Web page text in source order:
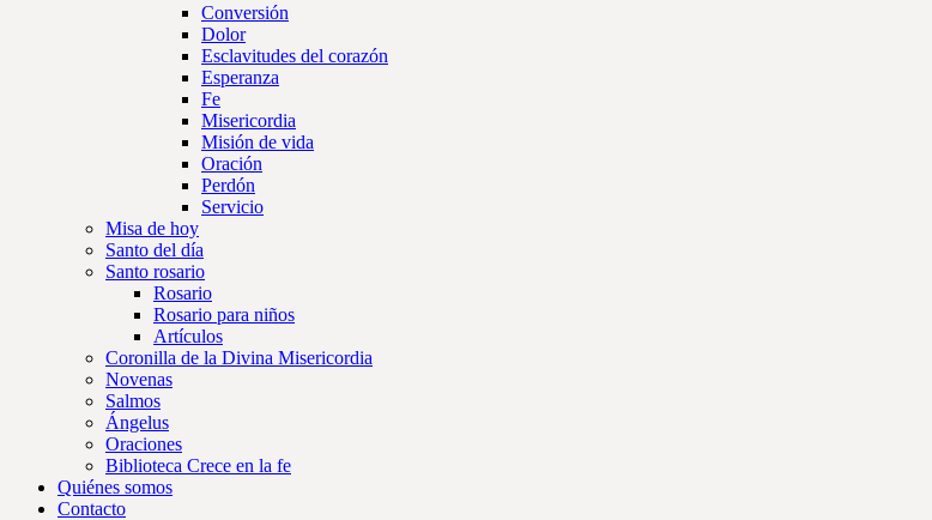
Conversión
Dolor
Esclavitudes del corazón
Esperanza
Fe
Misericordia
Misión de vida
Oración
Perdón
Servicio
Misa de hoy
Santo del día
Santo rosario
Rosario
Rosario para niños
Artículos
Coronilla de la Divina Misericordia
Novenas
Salmos
Ángelus
Oraciones
Biblioteca Crece en la fe
Quiénes somos
Contacto